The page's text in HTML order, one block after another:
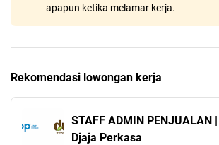
apapun ketika melamar kerja.
Rekomendasi lowongan kerja
STAFF ADMIN PENJUALAN
Djaja Perkasa